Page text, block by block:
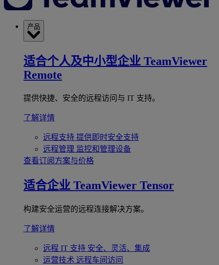
产品
适合个人及中小型企业 TeamViewer
Remote
提供快捷、安全的远程访问与 IT 支持。
了解详情
远程支持 提供即时安全支持
远程管理 监控和管理设备
查看订阅方案与价格
适合企业 TeamViewer Tensor
构建安全运营的远程连接解决方案。
了解详情
远程 IT 支持 安全、灵活、集成
运营技术 远程车间访问